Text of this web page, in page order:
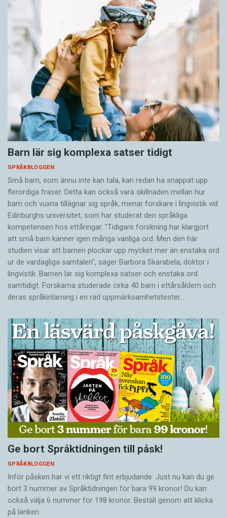
Barn lär sig komplexa satser tidigt
SPRÅKBLOGGEN
Små barn, som ännu inte kan tala, kan redan ha snappat upp
flerordiga fraser. Detta kan också vara skillnaden mellan hur
barn och vuxna tillägnar sig språk, menar forskare i lingvistik vid
Edinburghs universitet, som har studerat den språkliga
kompetensen hos ettåringar. ”Tidigare forskning har klargjort
att små barn känner igen många vanliga ord. Men den här
studien visar att barnen plockar upp mycket mer än enstaka ord
ur de vardagliga samtalen”, säger Barbora Skarabela, doktor i
lingvistik. Barnen lär sig komplexa satser och enstaka ord
samtidigt. Forskarna studerade cirka 40 barn i ettårsåldern och
deras språkinlärning i en rad uppmärksamhetstester.…
Ge bort Språktidningen till påsk!
SPRÅKBLOGGEN
Inför påsken har vi ett riktigt fint erbjudande. Just nu kan du ge
bort 3 nummer av Språktidningen för bara 99 kronor! Du kan
också välja 6 nummer för 198 kronor. Beställ genom att klicka
på länken.